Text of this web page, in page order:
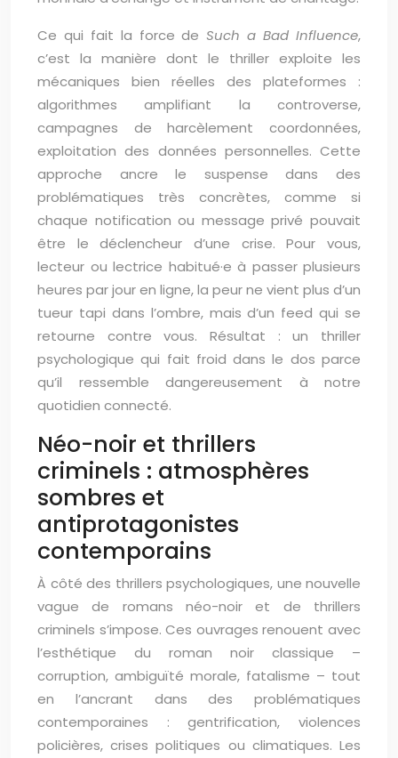
Ce qui fait la force deSuch a Bad Influence,
c’est la manière dont le thriller exploite les
mécaniques bien réelles des plateformes :
algorithmes amplifiant la controverse,
campagnes de harcèlement coordonnées,
exploitation des données personnelles. Cette
approche ancre le suspense dans des
problématiques très concrètes, comme si
chaque notification ou message privé pouvait
être le déclencheur d’une crise. Pour vous,
lecteur ou lectrice habitué·e à passer plusieurs
heures par jour en ligne, la peur ne vient plus d’un
tueur tapi dans l’ombre, mais d’un feed qui se
retourne contre vous. Résultat : un thriller
psychologique qui fait froid dans le dos parce
qu’il ressemble dangereusement à notre
quotidien connecté.
Néo-noir et thrillers
criminels : atmosphères
sombres et
antiprotagonistes
contemporains
À côté des thrillers psychologiques, une nouvelle
vague de romans néo-noir et de thrillers
criminels s’impose. Ces ouvrages renouent avec
l’esthétique du roman noir classique –
corruption, ambiguïté morale, fatalisme – tout
en l’ancrant dans des problématiques
contemporaines : gentrification, violences
policières, crises politiques ou climatiques. Les